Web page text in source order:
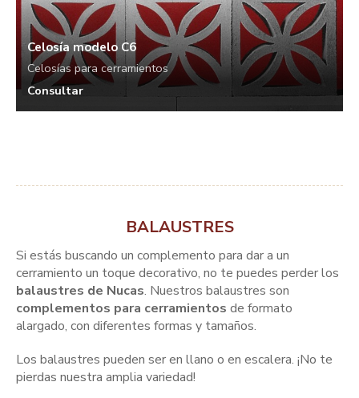
Celosía modelo C6
Celosías para cerramientos
Consultar
BALAUSTRES
Si estás buscando un complemento para dar a un
cerramiento un toque decorativo, no te puedes perder los
balaustres de Nucas. Nuestros balaustres son
complementos para cerramientos de formato
alargado, con diferentes formas y tamaños.
Los balaustres pueden ser en llano o en escalera. ¡No te
pierdas nuestra amplia variedad!